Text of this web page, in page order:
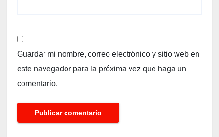
Guardar mi nombre, correo electrónico y sitio web en
este navegador para la próxima vez que haga un
comentario.